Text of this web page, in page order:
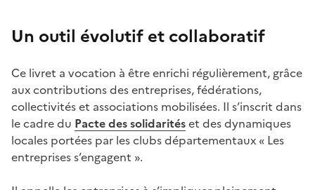
Un outil évolutif et collaboratif
Ce livret a vocation à être enrichi régulièrement, grâce
aux contributions des entreprises, fédérations,
collectivités et associations mobilisées. Il s’inscrit dans
le cadre du Pacte des solidaritéset des dynamiques
locales portées par les clubs départementaux « Les
entreprises s’engagent ».